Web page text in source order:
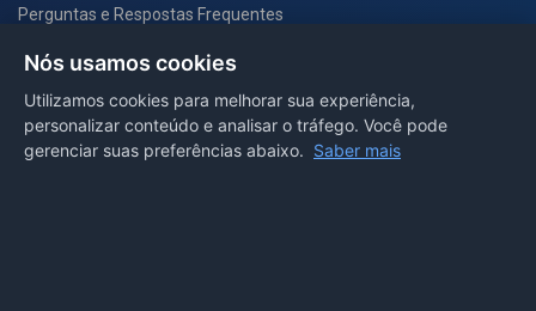
Perguntas e Respostas Frequentes
PORTAL COVID-19
Nós usamos cookies
Utilizamos cookies para melhorar sua experiência,
personalizar conteúdo e analisar o tráfego. Você pode
gerenciar suas preferências abaixo. Saber mais